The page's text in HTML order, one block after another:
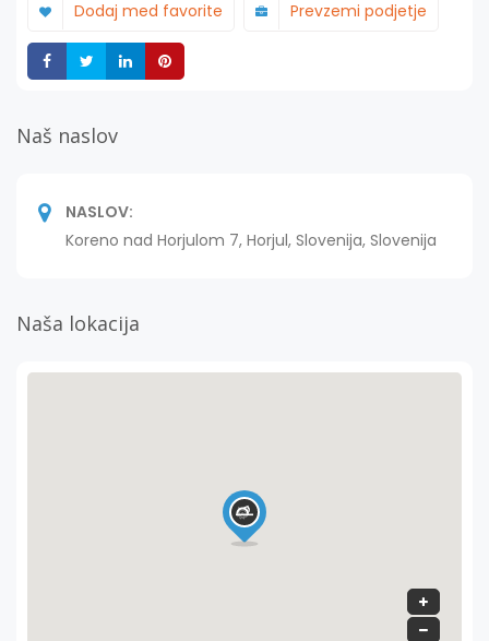
Dodaj med favorite Prevzemi podjetje
Deli Deli Deli
Naš naslov
NASLOV:
Koreno nad Horjulom 7, Horjul, Slovenija, Slovenija
Naša lokacija